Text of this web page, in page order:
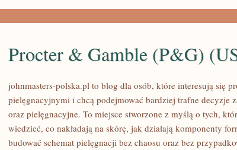
Procter & Gamble (P&G)
johnmasters-polska.pl to blog dla osób, które interesują się
pielęgnacyjnymi i chcą podejmować bardziej trafne decyzje
oraz pielęgnacyjne. To miejsce stworzone z myślą o tych,
wiedzieć, co nakładają na skórę, jak działają komponenty
budować schemat pielęgnacji bez chaosu oraz bez